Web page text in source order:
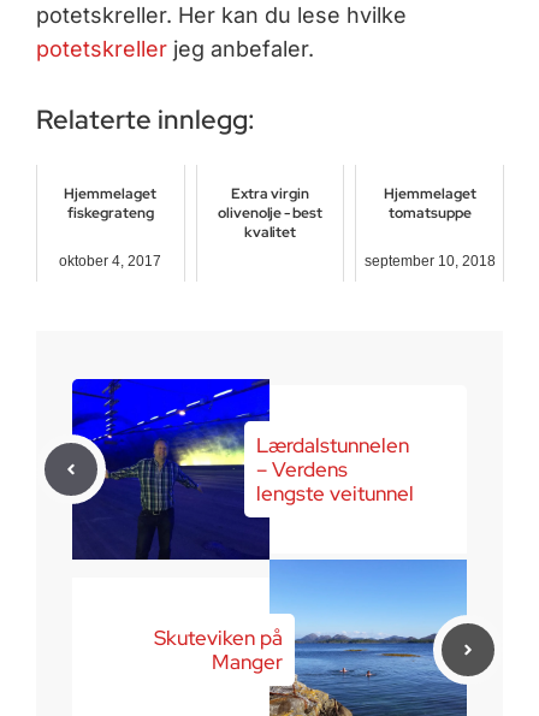
potetskreller. Her kan du lese hvilke
potetskrellerjeg anbefaler.
Relaterte innlegg:
Hjemmelaget
fiskegrateng
oktober 4, 2017
Extra virgin
olivenolje - best
kvalitet
Hjemmelaget
tomatsuppe
september 10, 2018
Lærdalstunnelen
– Verdens
lengste veitunnel
Skuteviken på
Manger